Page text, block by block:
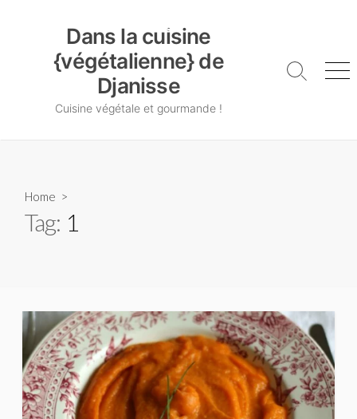
Dans la cuisine
{végétalienne} de
Djanisse
Cuisine végétale et gourmande !
Search
Home >
Tag: 1